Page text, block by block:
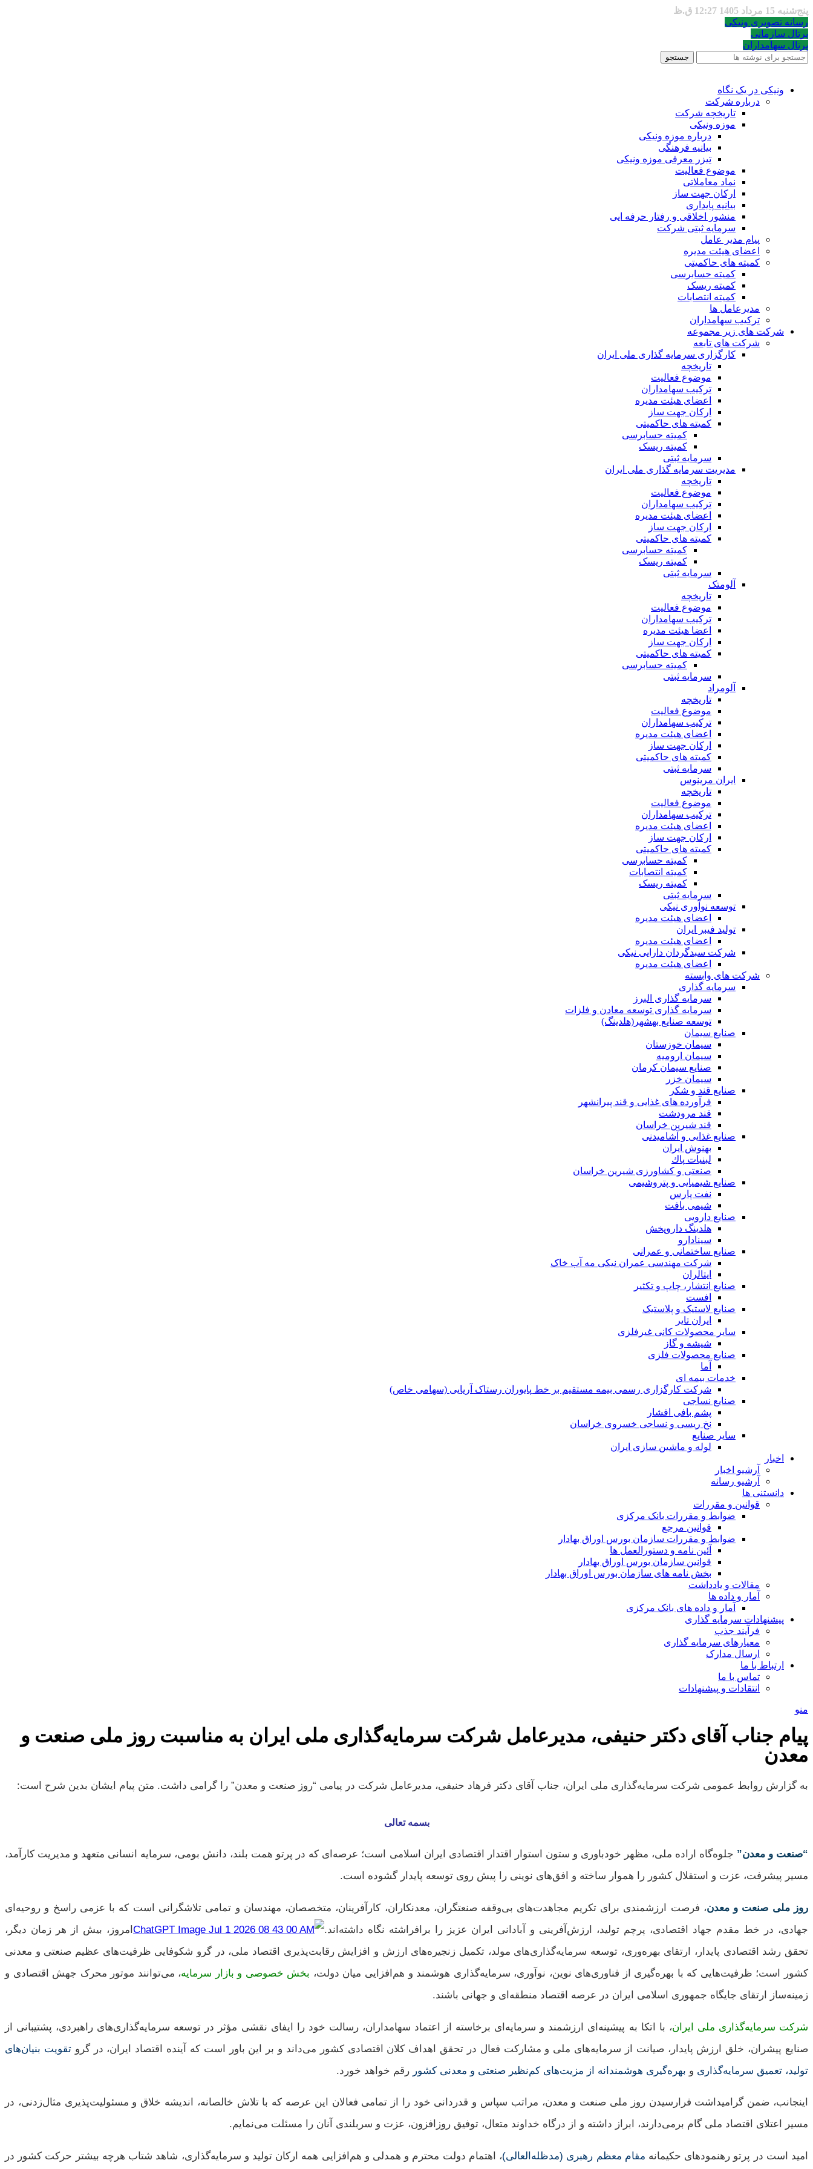
پنج‌شنبه 15 مرداد 1405 12:27 ق.ظ
رسانه تصویری ونیکی
پرتال سازمانی
پرتال سهامداران
جستجو
ونیکی در یک نگاه
درباره شرکت
تاریخچه شرکت
موزه ونیکی
درباره موزه ونیکی
بیانیه فرهنگی
تیزر معرفی موزه ونیکی
موضوع فعالیت
نماد معاملاتی
ارکان جهت ساز
بیانیه پایداری
منشور اخلاقی و رفتار حرفه ایی
سرمایه ثبتی شرکت
پیام مدیر عامل
اعضای هیئت مدیره
کمیته های حاکمیتی
کمیته حسابرسی
کمیته ریسک
کمیته انتصابات
مدیرعامل ها
ترکیب سهامداران
شرکت های زیر مجموعه
شرکت های تابعه
کارگزاری سرمایه گذاری ملی ایران
تاریخچه
موضوع فعالیت
ترکیب سهامداران
اعضای هیئت مدیره
ارکان جهت ساز
کمیته های حاکمیتی
کمیته حسابرسی
کمیته ریسک
سرمایه ثبتی
مدیریت سرمایه گذاری ملی ایران
تاریخچه
موضوع فعالیت
ترکیب سهامداران
اعضای هیئت مدیره
ارکان جهت ساز
کمیته های حاکمیتی
کمیته حسابرسی
کمیته ریسک
سرمایه ثبتی
آلومتک
تاریخچه
موضوع فعالیت
ترکیب سهامداران
اعضا هیئت مدیره
ارکان جهت ساز
کمیته های حاکمیتی
کمیته حسابرسی
سرمایه ثبتی
آلومراد
تاریخچه
موضوع فعالیت
ترکیب سهامداران
اعضای هیئت مدیره
ارکان جهت ساز
کمیته های حاکمیتی
سرمایه ثبتی
ایران مرینوس
تاریخچه
موضوع فعالیت
ترکیب سهامداران
اعضای هیئت مدیره
ارکان جهت ساز
کمیته های حاکمیتی
کمیته حسابرسی
کمیته انتصابات
کمیته ریسک
سرمایه ثبتی
توسعه نوآوری نیکی
اعضای هیئت مدیره
تولید فیبر ایران
اعضای هیئت مدیره
شرکت سبدگردان دارایی نیکی
اعضای هیئت مدیره
شرکت های وابسته
سرمایه گذاری
سرمایه گذاری البرز
سرمایه گذاری توسعه معادن و فلزات
توسعه‌ صنایع‌ بهشهر(هلدینگ)
صنایع سیمان
سیمان خوزستان
سیمان ارومیه
صنایع سیمان کرمان
سیمان خزر
صنایع قند و شکر
فرآورده های غذایی و قند پیرانشهر
قند مرودشت
قند شیرین خراسان
صنایع غذايی و آشاميدنی
بهنوش ایران
لبنيات پاك
صنعتی و کشاورزی شیرین خراسان
صنایع شیمیایی و پتروشیمی
نفت پارس
شیمی بافت
صنایع دارویی
هلدینگ داروپخش
سینادارو
صنایع ساختمانی و عمرانی
شرکت مهندسی عمران نیکی مه آب خاک
ایتالران
صنایع انتشار، چاپ و تکثير
افست
صنایع لاستیک و پلاستیک
ایران تایر
ساير محصولات كانی غيرفلزی
شیشه و گاز
صنایع محصولات فلزی
آما
خدمات بیمه ای
شرکت کارگزاری رسمی بیمه مستقیم بر خط پایوران رستاک آریایی (سهامی خاص)
صنایع نساجی
پشم بافی افشار
نخ ریسی و نساجی خسروی خراسان
سایر صنایع
لوله و ماشین سازی ایران
اخبار
آرشیو اخبار
آرشیو رسانه
دانستنی ها
قوانین و مقررات
ضوابط و مقررات بانک مرکزی
قوانين مرجع
ضوابط و مقررات سازمان بورس اوراق بهادار
آئین نامه و دستورالعمل ها
قوانین سازمان بورس اوراق بهادار
بخش نامه های سازمان بورس اوراق بهادار
مقالات و یادداشت
آمار و داده ها
آمار و داده های بانک مرکزی
پیشنهادات سرمایه گذاری
فرآیند جذب
معیارهای سرمایه گذاری
ارسال مدارک
ارتباط با ما
تماس با ما
انتقادات و پیشنهادات
منو
پیام جناب آقای دکتر حنیفی، مدیرعامل شرکت سرمایه‌گذاری ملی ایران به مناسبت روز ملی صنعت و
معدن
به گزارش روابط عمومی شرکت سرمایه‌گذاری ملی ایران، جناب آقای دکتر فرهاد حنیفی، مدیرعامل شرکت در پیامی “روز صنعت و معدن” را گرامی داشت. متن پیام ایشان بدین شرح است:
بسمه تعالی
“صنعت و معدن” جلوه‌گاه اراده ملی، مظهر خودباوری و ستون استوار اقتدار اقتصادی ایران اسلامی است؛ عرصه‌ای که در پرتو همت بلند، دانش بومی، سرمایه انسانی متعهد و مدیریت کارآمد،
مسیر پیشرفت، عزت و استقلال کشور را هموار ساخته و افق‌های نوینی را پیش روی توسعه پایدار گشوده است.
روز ملی صنعت و معدن، فرصت ارزشمندی برای تکریم مجاهدت‌های بی‌وقفه صنعتگران، معدنکاران، کارآفرینان، متخصصان، مهندسان و تمامی تلاشگرانی است که با عزمی راسخ و روحیه‌ای
جهادی، در خط مقدم جهاد اقتصادی، پرچم تولید، ارزش‌آفرینی و آبادانی ایران عزیز را برافراشته نگاه داشته‌اند.
امروز، بیش از هر زمان دیگر،
تحقق رشد اقتصادی پایدار، ارتقای بهره‌وری، توسعه سرمایه‌گذاری‌های مولد، تکمیل زنجیره‌های ارزش و افزایش رقابت‌پذیری اقتصاد ملی، در گرو شکوفایی ظرفیت‌های عظیم صنعتی و معدنی
کشور است؛ ظرفیت‌هایی که با بهره‌گیری از فناوری‌های نوین، نوآوری، سرمایه‌گذاری هوشمند و هم‌افزایی میان دولت، بخش خصوصی و بازار سرمایه، می‌توانند موتور محرک جهش اقتصادی و
زمینه‌ساز ارتقای جایگاه جمهوری اسلامی ایران در عرصه اقتصاد منطقه‌ای و جهانی باشند.
شرکت سرمایه‌گذاری ملی ایران، با اتکا به پیشینه‌ای ارزشمند و سرمایه‌ای برخاسته از اعتماد سهامداران، رسالت خود را ایفای نقشی مؤثر در توسعه سرمایه‌گذاری‌های راهبردی، پشتیبانی از
صنایع پیشران، خلق ارزش پایدار، صیانت از سرمایه‌های ملی و مشارکت فعال در تحقق اهداف کلان اقتصادی کشور می‌داند و بر این باور است که آینده اقتصاد ایران، در گروتقویت بنیان‌های
تولید، تعمیق سرمایه‌گذاری و بهره‌گیری هوشمندانه از مزیت‌های کم‌نظیر صنعتی و معدنی کشور رقم خواهد خورد.
اینجانب، ضمن گرامیداشت فرارسیدن روز ملی صنعت و معدن، مراتب سپاس و قدردانی خود را از تمامی فعالان این عرصه که با تلاش خالصانه، اندیشه خلاق و مسئولیت‌پذیری مثال‌زدنی، در
مسیر اعتلای اقتصاد ملی گام برمی‌دارند، ابراز داشته و از درگاه خداوند متعال، توفیق روزافزون، عزت و سربلندی آنان را مسئلت می‌نمایم.
امید است در پرتو رهنمودهای حکیمانه مقام معظم رهبری (مدظله‌العالی)، اهتمام دولت محترم و همدلی و هم‌افزایی همه ارکان تولید و سرمایه‌گذاری، شاهد شتاب هرچه بیشتر حرکت کشور در